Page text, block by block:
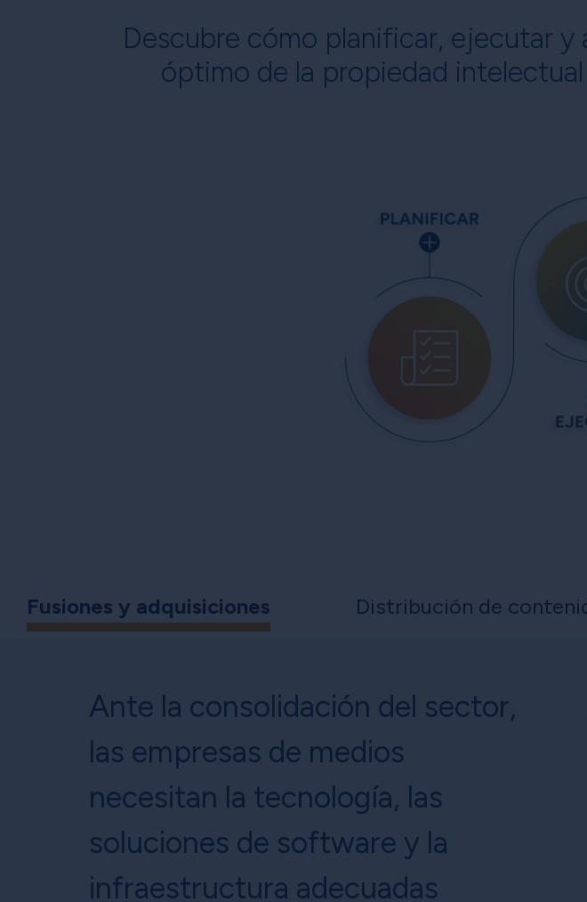
Descubre cómo planificar, ejecutar
óptimo de la propiedad
Fusiones y adquisiciones Distribución de
Ante la consolidación del sector,
las empresas de medios
necesitan la tecnología, las
soluciones de software y la
infraestructura adecuadas